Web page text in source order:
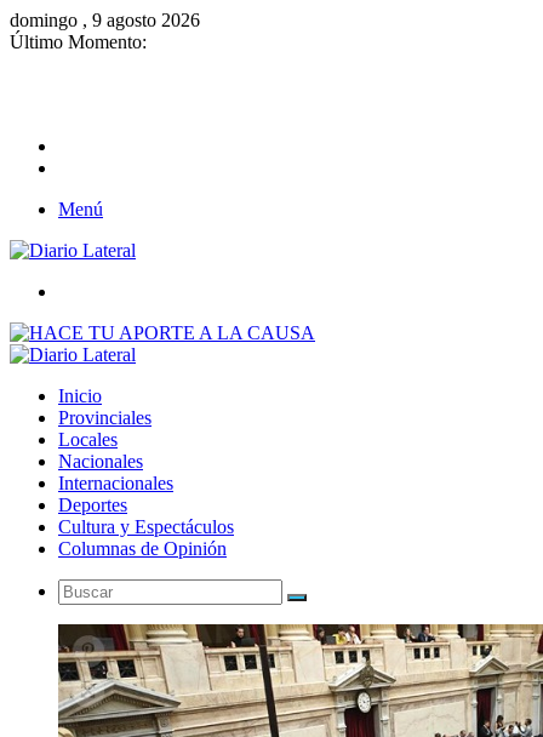
domingo , 9 agosto 2026
Último Momento:
Menú
Inicio
Provinciales
Locales
Nacionales
Internacionales
Deportes
Cultura y Espectáculos
Columnas de Opinión
Buscar